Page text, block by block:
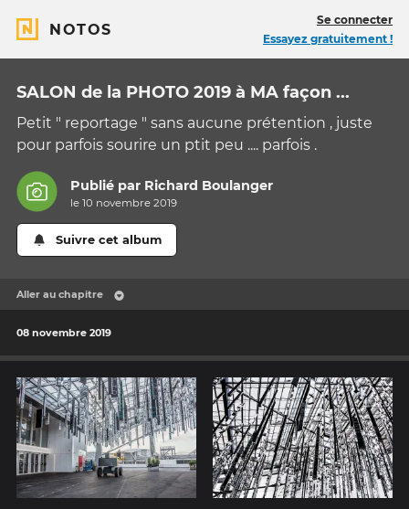
NOTOS
Se connecter
Essayez gratuitement !
SALON de la PHOTO 2019 à MA façon ...
Petit " reportage " sans aucune prétention , juste
pour parfois sourire un ptit peu .... parfois .
Publié par Richard Boulanger
le 10 novembre 2019
Suivre cet album
Aller au chapitre
08 novembre 2019